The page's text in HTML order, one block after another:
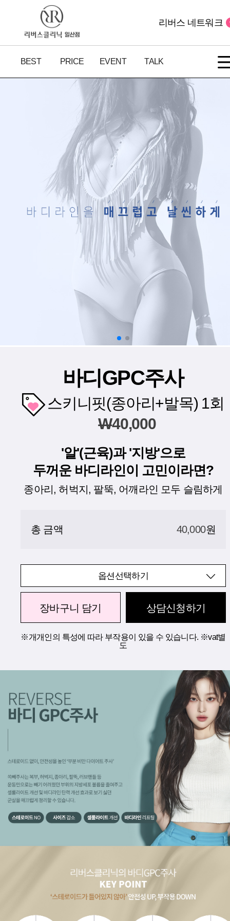
BEST PRICE EVENT TALK
리버스 네트워크
바디GPC주사
스키니핏(종아리+발목) 1회
W40,000
'알'(근육)과 '지방'으로
두꺼운 바디라인이 고민이라면?
종아리, 허벅지, 팔뚝, 어깨라인 모두 슬림하게
총 금액 40,000원
옵션선택하기
장바구니 담기 상담신청하기
※개개인의 특성에 따라 부작용이 있을 수 있습니다. ※vat별
도